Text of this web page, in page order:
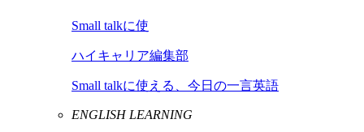
Small talkに使
ハイキャリア編集部
Small talkに使える、今日の一言英語
ENGLISH LEARNING